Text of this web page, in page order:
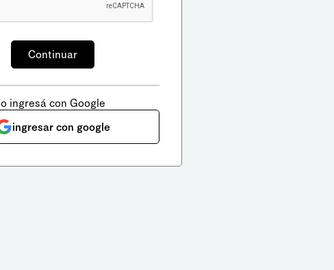
o ingresá con Google
ingresar con google